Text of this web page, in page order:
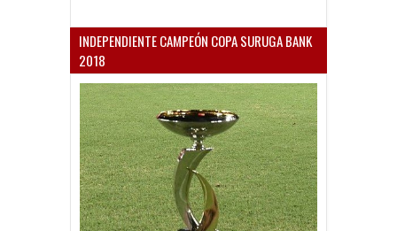
INDEPENDIENTE CAMPEÓN COPA SURUGA BANK
2018